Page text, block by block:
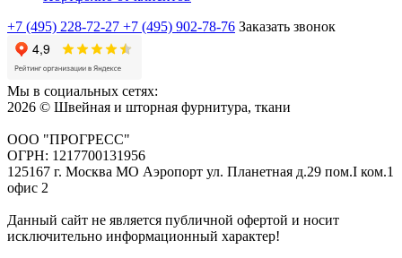
+7 (495) 228-72-27 +7 (495) 902-78-76 Заказать звонок
Мы в социальных сетях:
2026 © Швейная и шторная фурнитура, ткани
ООО "ПРОГРЕСС"
ОГРН: 1217700131956
125167 г. Москва МО Аэропорт ул. Планетная д.29 пом.I ком.1
офис 2
Данный сайт не является публичной офертой и носит
исключительно информационный характер!